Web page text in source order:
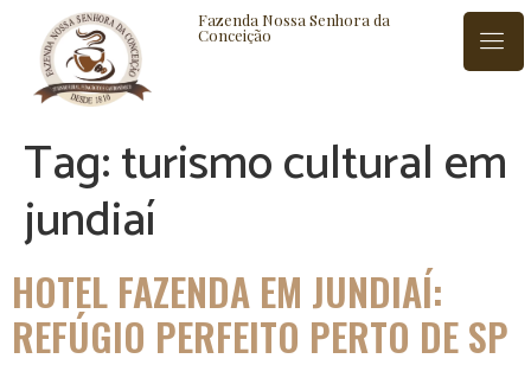
Fazenda Nossa Senhora da
Conceição
BLOG CONTATO
Tag:turismo cultural em
jundiaí
HOTEL FAZENDA EM JUNDIAÍ:
REFÚGIO PERFEITO PERTO DE SP